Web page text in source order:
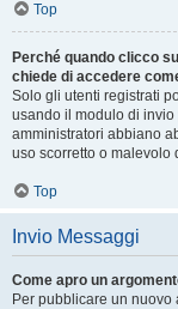
Top
Perché quando clicco
chiede di accedere
Solo gli utenti registrati
usando il modulo di
amministratori abbiano
uso scorretto o malevolo
Top
Invio Messaggi
Come apro un
Per pubblicare un nuovo